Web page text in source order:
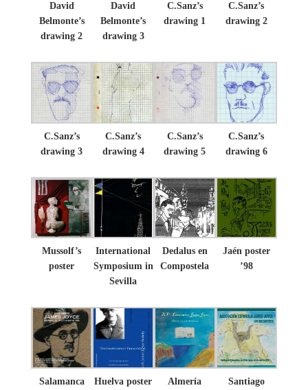
David
Belmonte’s
drawing 2
David
Belmonte’s
drawing 3
C.Sanz’s
drawing 1
C.Sanz’s
drawing 2
C.Sanz’s
drawing 3
C.Sanz’s
drawing 4
C.Sanz’s
drawing 5
C.Sanz’s
drawing 6
Mussolf’s
poster
International
Symposium in
Sevilla
Dedalus en
Compostela
Jaén poster
’98
Salamanca
Huelva poster
Almería
Santiago